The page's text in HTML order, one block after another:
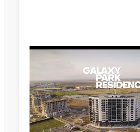
Am citit si sunt de acord cutermenii si
SudRezidential.ro
Sunt de acord cuprelucrarea datelor